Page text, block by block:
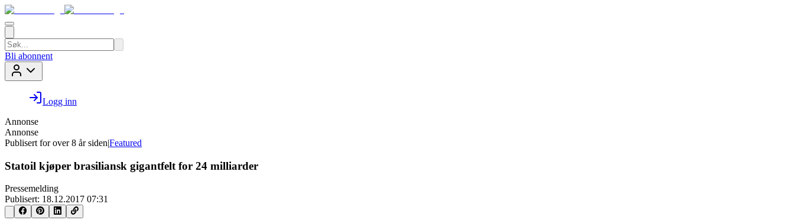
Bli abonnent
Logg inn
Annonse
Annonse
Publisert for over 8 år siden|Featured
Statoil kjøper brasiliansk gigantfelt for 24 milliarder
Pressemelding
Publisert: 18.12.2017 07:31